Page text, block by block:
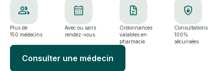
Plus de
150 médecins
Avec ou sans
rendez-vous
Ordonnances
valables en
pharmacie
Consultations
100%
sécurisées
Consulter une médecin